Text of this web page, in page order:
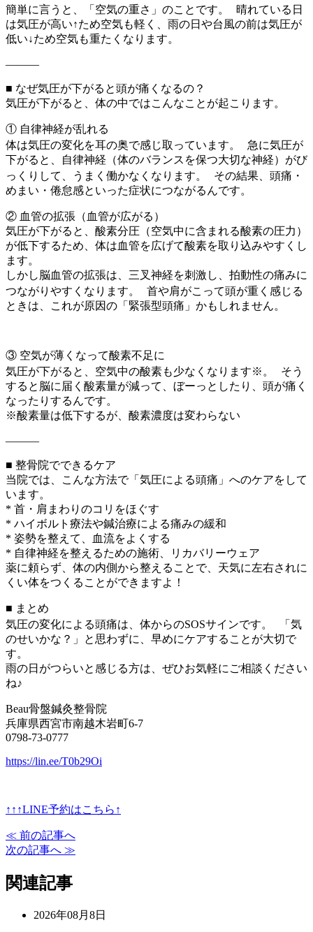
簡単に言うと、「空気の重さ」のことです。 晴れている日
は気圧が高い↑ため空気も軽く、雨の日や台風の前は気圧が
低い↓ため空気も重たくなります。
———
■ なぜ気圧が下がると頭が痛くなるの？
気圧が下がると、体の中ではこんなことが起こります。
① 自律神経が乱れる
体は気圧の変化を耳の奥で感じ取っています。 急に気圧が
下がると、自律神経（体のバランスを保つ大切な神経）がび
っくりして、うまく働かなくなります。 その結果、頭痛・
めまい・倦怠感といった症状につながるんです。
② 血管の拡張（血管が広がる）
気圧が下がると、酸素分圧（空気中に含まれる酸素の圧力）
が低下するため、体は血管を広げて酸素を取り込みやすくし
ます。
しかし脳血管の拡張は、三叉神経を刺激し、拍動性の痛みに
つながりやすくなります。 首や肩がこって頭が重く感じる
ときは、これが原因の「緊張型頭痛」かもしれません。
③ 空気が薄くなって酸素不足に
気圧が下がると、空気中の酸素も少なくなります※。 そう
すると脳に届く酸素量が減って、ぼーっとしたり、頭が痛く
なったりするんです。
※酸素量は低下するが、酸素濃度は変わらない
———
■ 整骨院でできるケア
当院では、こんな方法で「気圧による頭痛」へのケアをして
います。
* 首・肩まわりのコリをほぐす
* ハイボルト療法や鍼治療による痛みの緩和
* 姿勢を整えて、血流をよくする
* 自律神経を整えるための施術、リカバリーウェア
薬に頼らず、体の内側から整えることで、天気に左右されに
くい体をつくることができますよ！
■ まとめ
気圧の変化による頭痛は、体からのSOSサインです。 「気
のせいかな？」と思わずに、早めにケアすることが大切で
す。
雨の日がつらいと感じる方は、ぜひお気軽にご相談ください
ね♪
Beau骨盤鍼灸整骨院
兵庫県西宮市南越木岩町6-7
0798-73-0777
https://lin.ee/T0b29Oi
↑↑↑LINE予約はこちら↑
≪ 前の記事へ
次の記事へ ≫
関連記事
2026年08月8日